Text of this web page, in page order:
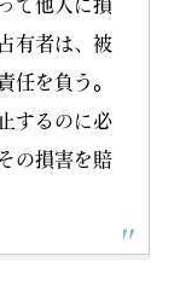
て他人に損
有者は、被
任を負う。
するのに必
の損害を賠